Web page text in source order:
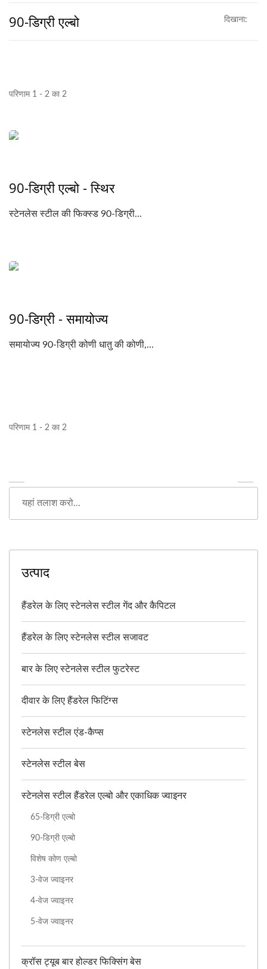
90-डिग्री एल्बो दिखाना:
परिणाम 1 - 2 का 2
90-डिग्री एल्बो - स्थिर
स्टेनलेस स्टील की फिक्स्ड 90-डिग्री...
90-डिग्री - समायोज्य
समायोज्य 90-डिग्री कोणी धातु की कोणी,...
परिणाम 1 - 2 का 2
उत्पाद
हैंडरेल के लिए स्टेनलेस स्टील गेंद और कैपिटल
हैंडरेल के लिए स्टेनलेस स्टील सजावट
बार के लिए स्टेनलेस स्टील फुटरेस्ट
दीवार के लिए हैंडरेल फिटिंग्स
स्टेनलेस स्टील एंड-कैप्स
स्टेनलेस स्टील बेस
स्टेनलेस स्टील हैंडरेल एल्बो और एकाधिक ज्वाइनर
65-डिग्री एल्बो
90-डिग्री एल्बो
विशेष कोण एल्बो
3-वेज ज्वाइनर
4-वेज ज्वाइनर
5-वेज ज्वाइनर
क्रॉस ट्यूब बार होल्डर फिक्सिंग बेस